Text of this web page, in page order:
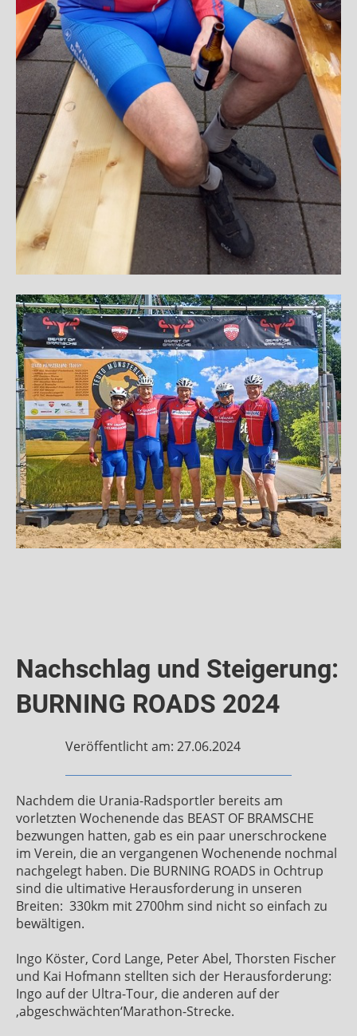
Nachschlag und Steigerung:
BURNING ROADS 2024
Veröffentlicht am: 27.06.2024
Nachdem die Urania-Radsportler bereits am
vorletzten Wochenende das BEAST OF BRAMSCHE
bezwungen hatten, gab es ein paar unerschrockene
im Verein, die an vergangenen Wochenende nochmal
nachgelegt haben. Die BURNING ROADS in Ochtrup
sind die ultimative Herausforderung in unseren
Breiten: 330km mit 2700hm sind nicht so einfach zu
bewältigen.
Ingo Köster, Cord Lange, Peter Abel, Thorsten Fischer
und Kai Hofmann stellten sich der Herausforderung:
Ingo auf der Ultra-Tour, die anderen auf der
‚abgeschwächten‘Marathon-Strecke.